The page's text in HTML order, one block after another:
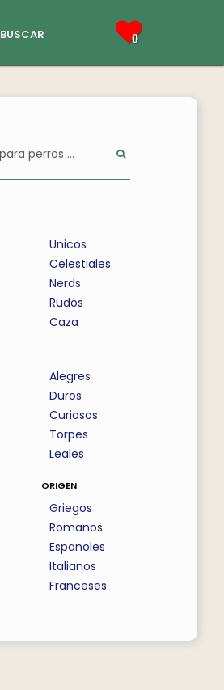
buscar 0
Unicos
Celestiales
Nerds
Rudos
Caza
Alegres
Duros
Curiosos
Torpes
Leales
origen
Griegos
Romanos
Espanoles
Italianos
Franceses